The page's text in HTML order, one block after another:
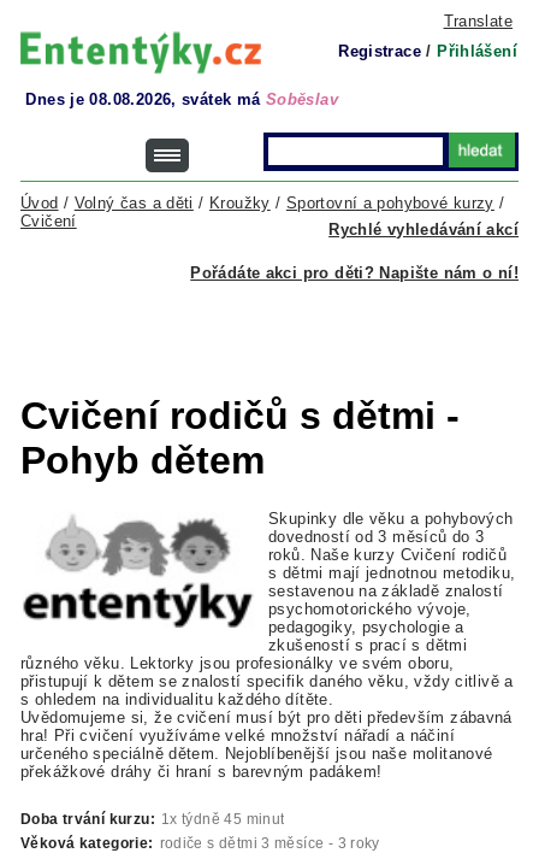
Translate
Registrace / Přihlášení
Dnes je 08.08.2026, svátek má Soběslav
Rychlé vyhledávání akcí
Úvod / Volný čas a děti / Kroužky / Sportovní a pohybové kurzy /
Cvičení
Pořádáte akci pro děti? Napište nám o ní!
Cvičení rodičů s dětmi -
Pohyb dětem
Skupinky dle věku a pohybových
dovedností od 3 měsíců do 3
roků. Naše kurzy Cvičení rodičů
s dětmi mají jednotnou metodiku,
sestavenou na základě znalostí
psychomotorického vývoje,
pedagogiky, psychologie a
zkušeností s prací s dětmi
různého věku. Lektorky jsou profesionálky ve svém oboru,
přistupují k dětem se znalostí specifik daného věku, vždy citlivě a
s ohledem na individualitu každého dítěte.
Uvědomujeme si, že cvičení musí být pro děti především zábavná
hra! Při cvičení využíváme velké množství nářadí a náčiní
určeného speciálně dětem. Nejoblíbenější jsou naše molitanové
překážkové dráhy či hraní s barevným padákem!
Doba trvání kurzu: 1x týdně 45 minut
Věková kategorie: rodiče s dětmi 3 měsíce - 3 roky